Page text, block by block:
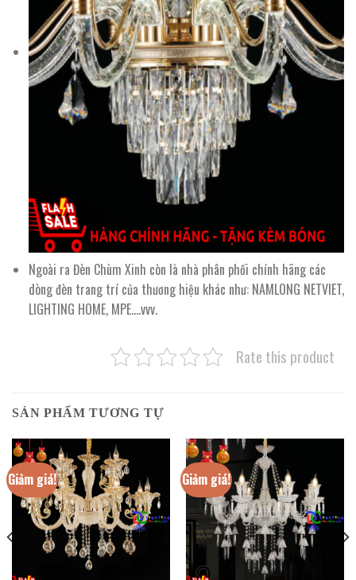
Ngoài ra Đèn Chùm Xinh còn là nhà phân phối chính hãng các
dòng đèn trang trí của thương hiệu khác như: NAMLONG NETVIET,
LIGHTING HOME, MPE….vvv.
Rate this product
SẢN PHẨM TƯƠNG TỰ
Giảm giá! Giảm giá!